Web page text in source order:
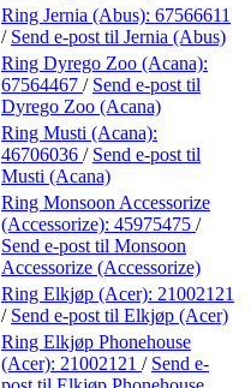
Ring Jernia (Abus): 67566611
/ Send e-post til Jernia (Abus)
Ring Dyrego Zoo (Acana):
67564467 / Send e-post til
Dyrego Zoo (Acana)
Ring Musti (Acana):
46706036 / Send e-post til
Musti (Acana)
Ring Monsoon Accessorize
(Accessorize): 45975475 /
Send e-post til Monsoon
Accessorize (Accessorize)
Ring Elkjøp (Acer): 21002121
/ Send e-post til Elkjøp (Acer)
Ring Elkjøp Phonehouse
(Acer): 21002121 / Send e-